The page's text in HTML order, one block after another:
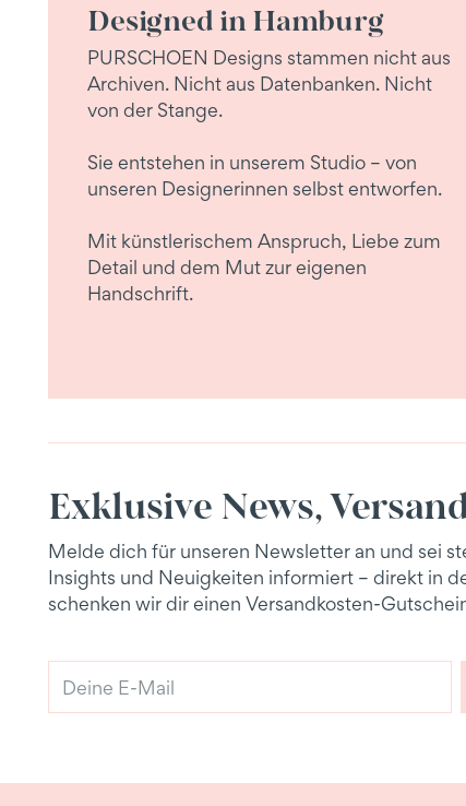
Designed in Hamburg
PURSCHOEN Designs stammen nicht aus
Archiven. Nicht aus Datenbanken. Nicht
von der Stange.
Sie entstehen in unserem Studio – von
unseren Designerinnen selbst entworfen.
Mit künstlerischem Anspruch, Liebe zum
Detail und dem Mut zur eigenen
Handschrift.
Exklusive News,
Melde dich für unseren Newsletter an und sei
Insights und Neuigkeiten informiert – direkt in
schenken wir dir einen Versandkosten-
E-